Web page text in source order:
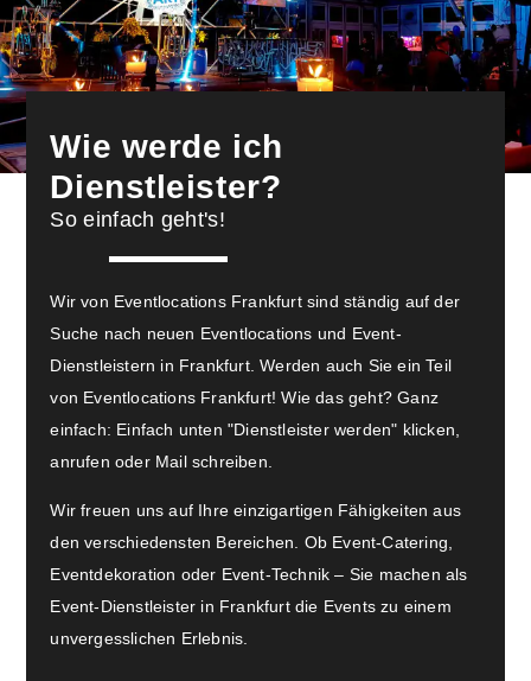
Wie werde ich
Dienstleister?
So einfach geht's!
Wir von Eventlocations Frankfurt sind ständig auf der
Suche nach neuen Eventlocations und Event-
Dienstleistern in Frankfurt. Werden auch Sie ein Teil
von Eventlocations Frankfurt! Wie das geht? Ganz
einfach: Einfach unten "Dienstleister werden" klicken,
anrufen oder Mail schreiben.
Wir freuen uns auf Ihre einzigartigen Fähigkeiten aus
den verschiedensten Bereichen. Ob Event-Catering,
Eventdekoration oder Event-Technik – Sie machen als
Event-Dienstleister in Frankfurt die Events zu einem
unvergesslichen Erlebnis.